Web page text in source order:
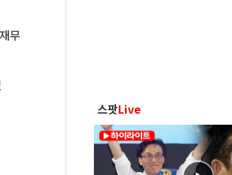
무
스팟Live